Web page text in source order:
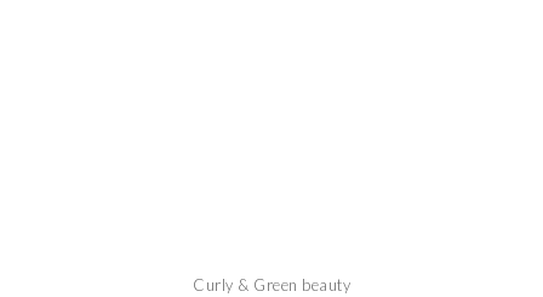
Curly & Green beauty